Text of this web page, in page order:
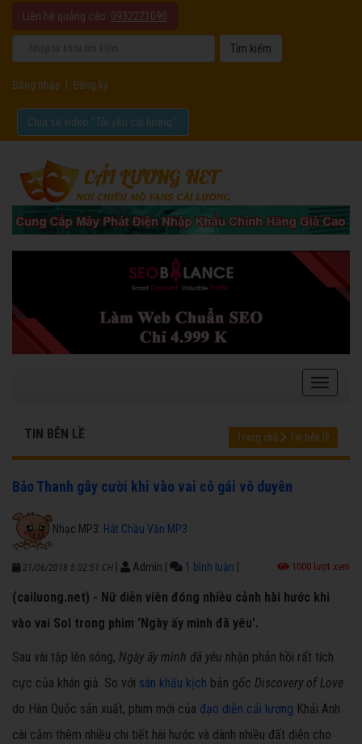
Liên hệ quảng cáo: 0932221090
Đăng nhập Đăng ký
Chia sẻ video "Tôi yêu cải lương".
TIN BÊN LỀ Trang chủ Tin bên lề
Bảo Thanh gây cười khi vào vai cô gái vô duyên
Nhạc MP3: Hát Chầu Văn MP3
21/06/2018 5:02:51 CH Admin 1 bình luận 1000 lượt xem
(cailuong.net) - Nữ diễn viên đóng nhiều cảnh hài hước khi
vào vai Sol trong phim 'Ngày ấy mình đã yêu'.
Sau vài tập lên sóng, Ngày ấy mình đã yêu nhận phản hồi rất tích
cực của khán giả. So với sân khấu kịch bản gốc Discovery of Love
do Hàn Quốc sản xuất, phim mới của đạo diễn cải lương Khải Anh
cài cắm thêm nhiều chi tiết hài hước và dành nhiều đất diễn cho